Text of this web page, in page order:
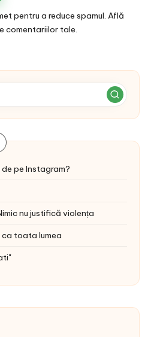
pentru a reduce spamul. Află
comentariilor tale.
pe Instagram?
nu justifică violența
ca toata lumea